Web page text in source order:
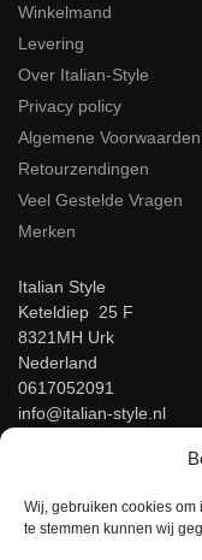
Wij, gebruiken cookies om
te stemmen kunnen wij
Winkelmand
Levering
Over Italian-Style
Privacy policy
Algemene Voorwaarden
Retourzendingen
Veel Gestelde Vragen
Merken
Italian Style
Keteldiep 25 F
8321MH Urk
Nederland
0617052091
info@italian-style.nl
BTW: NL866816483B01
Beoordeel ons op